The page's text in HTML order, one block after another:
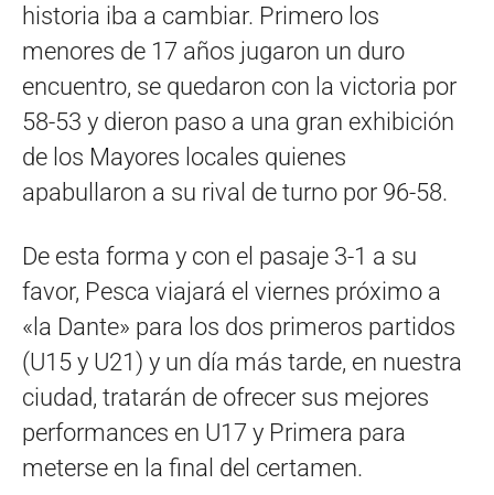
historia iba a cambiar. Primero los
menores de 17 años jugaron un duro
encuentro, se quedaron con la victoria por
58-53 y dieron paso a una gran exhibición
de los Mayores locales quienes
apabullaron a su rival de turno por 96-58.
De esta forma y con el pasaje 3-1 a su
favor, Pesca viajará el viernes próximo a
«la Dante» para los dos primeros partidos
(U15 y U21) y un día más tarde, en nuestra
ciudad, tratarán de ofrecer sus mejores
performances en U17 y Primera para
meterse en la final del certamen.